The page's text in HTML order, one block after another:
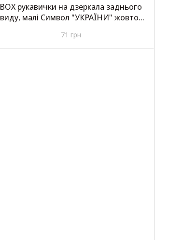
BOX рукавички на дзеркала заднього
виду, малі Символ "УКРАЇНИ" жовто-
71 грн